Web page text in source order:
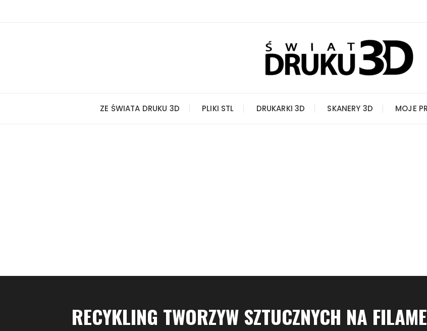
ZE ŚWIATA DRUKU 3D PLIKI STL DRUKARKI 3D SKANERY 3D MOJE
RECYKLING TWORZYW SZTUCZNYCH NA